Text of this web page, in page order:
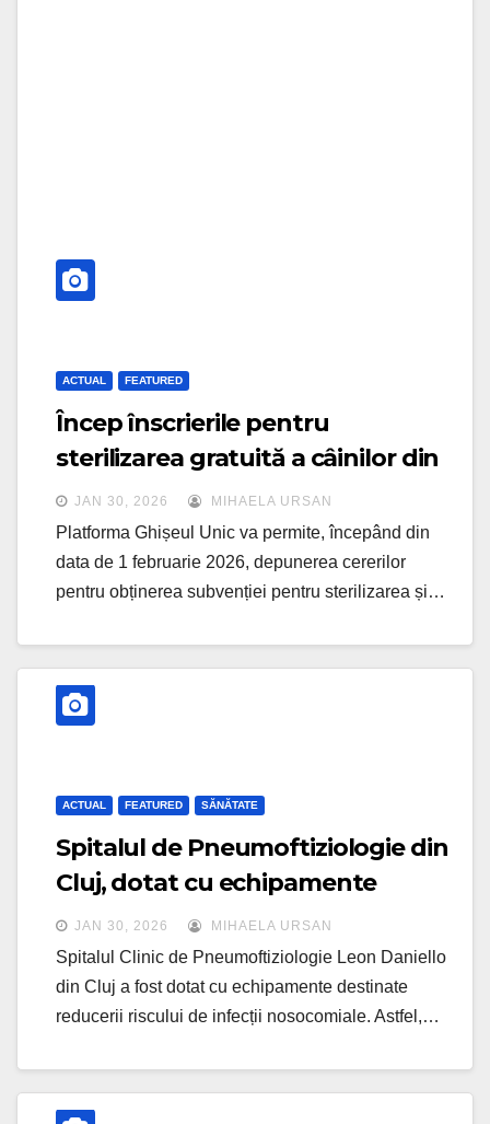
ACTUAL FEATURED
Încep înscrierile pentru
sterilizarea gratuită a câinilor din
județul Cluj
JAN 30, 2026 MIHAELA URSAN
Platforma Ghișeul Unic va permite, începând din
data de 1 februarie 2026, depunerea cererilor
pentru obținerea subvenției pentru sterilizarea și…
ACTUAL FEATURED SĂNĂTATE
Spitalul de Pneumoftiziologie din
Cluj, dotat cu echipamente
destinate reducerii riscului de
infecții nosocomiale
JAN 30, 2026 MIHAELA URSAN
Spitalul Clinic de Pneumoftiziologie Leon Daniello
din Cluj a fost dotat cu echipamente destinate
reducerii riscului de infecții nosocomiale. Astfel,…